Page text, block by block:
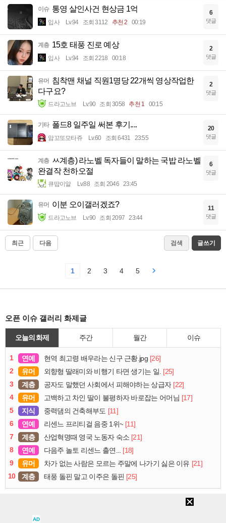
이슈 통영 살인사건 현상금 1억
입사 Lv.94 조회 3112 추천 2 00:19
6
댓글
계층 15호 태풍 진로 예상
입사 Lv.94 조회 2218 00:18
2
댓글
유머 침착맨 채널 직원1명당 22개씩 영상작업한
다구요?
드라고노브 Lv.90 조회 3058 추천 1 00:15
2
댓글
기타 폴드8 일주일 써본 후기....
암꼬또모타쥬 Lv.60 조회 6431 23:55
20
댓글
계층 ㅆ계층) 라노벨 독자들이 말하는 국밥 라노벨
완결작 천하오절
큐땁이알 Lv.88 조회 2046 23:45
6
댓글
유머 이분 오이갤러겠죠?
드라고노브 Lv.90 조회 2097 23:44
11
댓글
최근 다음 검색 글쓰기
1 2 3 4 5
오픈 이슈 갤러리 화제글
오늘의 화제 주간 월간 이슈
1 연예 현역 최고령 배우라는 신구 근황.jpg [26]
2
유머 외향형 딸래미와 비행기 타면 생기는 일. [25]
3
계층 공자도 말했던 사회에서 피해야하는 상급자 [22]
4
유머 고백하고 차인 딸이 불평하자 바로잡는 어머님 [17]
5
지식 중력댐의 건축해부도 [11]
6
연예 리센느 프리티걸 음중 1위~ [11]
7
계층 산업혁명때 영국 노동자 숙소 [21]
8
연예 다음주 놀토 리센느 출연... [18]
9
유머 차가 없는 사람은 모르는 주말에 나가기 싫은 이유 [21]
10
계층 태풍 돌핀 말고 이주은 돌핀 [25]
이용약관
AD